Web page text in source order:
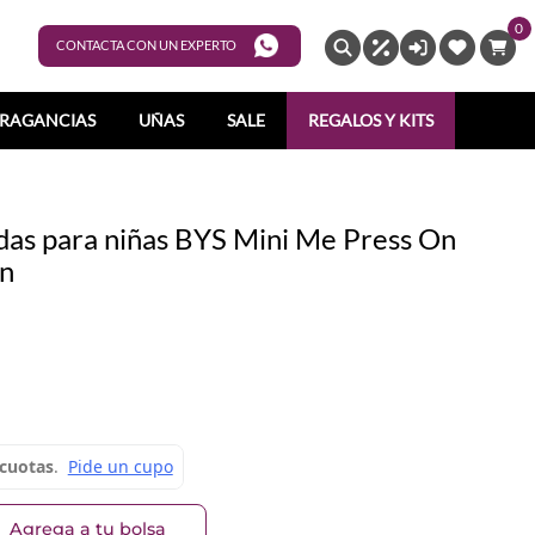
CONTACTA CON UN EXPERTO
0
UÑAS SALE REGALOS Y KITS
para niñas BYS Mini Me Press On
Agrega a tu bolsa